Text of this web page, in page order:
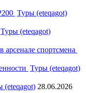
Туры (eteqagot)
Туры (eteqagot)
арсенале спортсмена
Туры (eteqagot)
(eteqagot) 28.06.2026